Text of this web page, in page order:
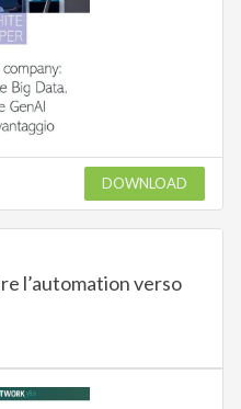
DOWNLOAD
l’automation verso